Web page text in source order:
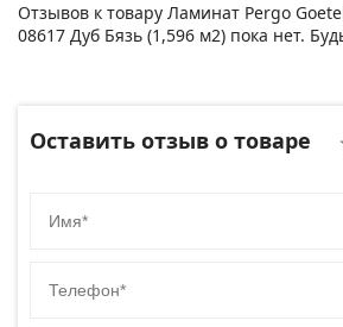
Отзывов к товару Ламинат Pergo
08617 Дуб Бязь (1,596 м2) пока нет.
Оставить отзыв о товаре